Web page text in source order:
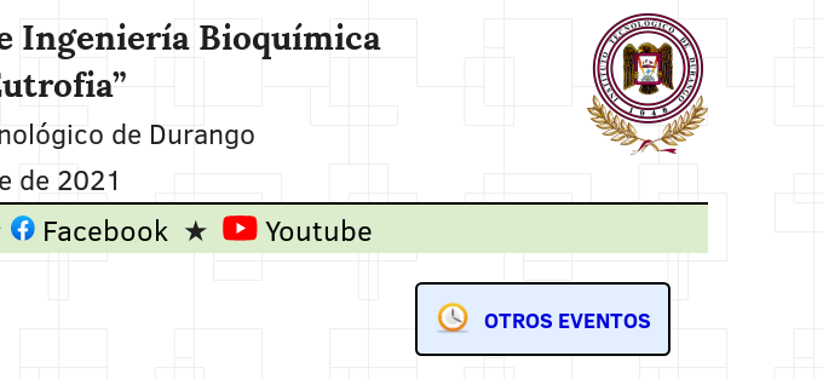
Ingeniería Bioquímica
de Durango
de 2021
Facebook Youtube
OTROS EVENTOS